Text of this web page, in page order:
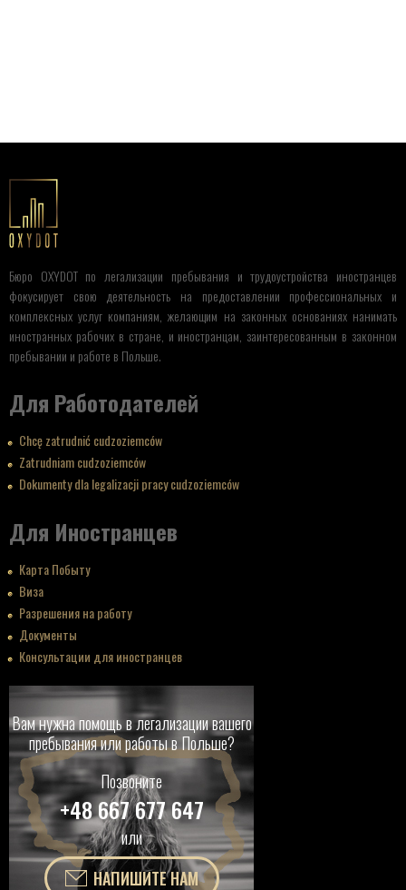
Бюро OXYDOT по легализации пребывания и трудоустройства иностранцев
фокусирует свою деятельность на предоставлении профессиональных и
комплексных услуг компаниям, желающим на законных основаниях нанимать
иностранных рабочих в стране, и иностранцам, заинтересованным в законном
пребывании и работе в Польше.
Для Работодателей
Chcę zatrudnić cudzoziemców
Zatrudniam cudzoziemców
Dokumenty dla legalizacji pracy cudzoziemców
Для Иностранцев
Карта Побыту
Виза
Разрешения на работу
Документы
Консультации для иностранцев
Вам нужна помощь в легализации вашего
пребывания или работы в Польше?
Позвоните
+48 667 677 647
или
НАПИШИТЕ НАМ